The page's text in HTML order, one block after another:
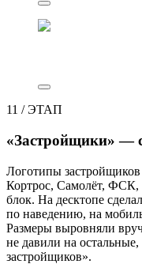
11 /ЭТАП
«Застройщики» —
Логотипы
Кортрос, Самолёт,
блок. На десктопе
по наведению, на
Размеры выровняли
не давили на
застройщиков».